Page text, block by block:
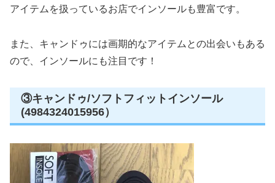
アイテムを扱っているお店でインソールも豊富です。
また、キャンドゥには画期的なアイテムとの出会いもある
ので、インソールにも注目です！
③キャンドゥ/ソフトフィットインソール
(4984324015956）